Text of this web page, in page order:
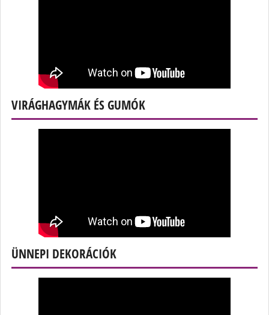
VIRÁGHAGYMÁK ÉS GUMÓK
ÜNNEPI DEKORÁCIÓK